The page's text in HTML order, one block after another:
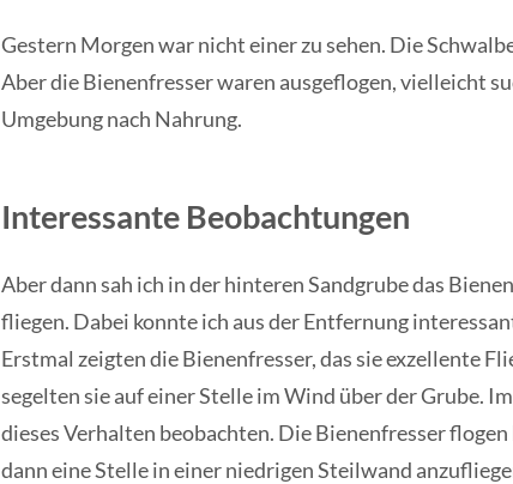
Gestern Morgen war nicht einer zu sehen. Die
Aber die Bienenfresser waren ausgeflogen, vielleicht
Umgebung nach Nahrung.
Interessante Beobachtungen
Aber dann sah ich in der hinteren Sandgrube das
fliegen. Dabei konnte ich aus der Entfernung
Erstmal zeigten die Bienenfresser, das sie exzellente
segelten sie auf einer Stelle im Wind über der Grube.
dieses Verhalten beobachten. Die Bienenfresser
dann eine Stelle in einer niedrigen Steilwand